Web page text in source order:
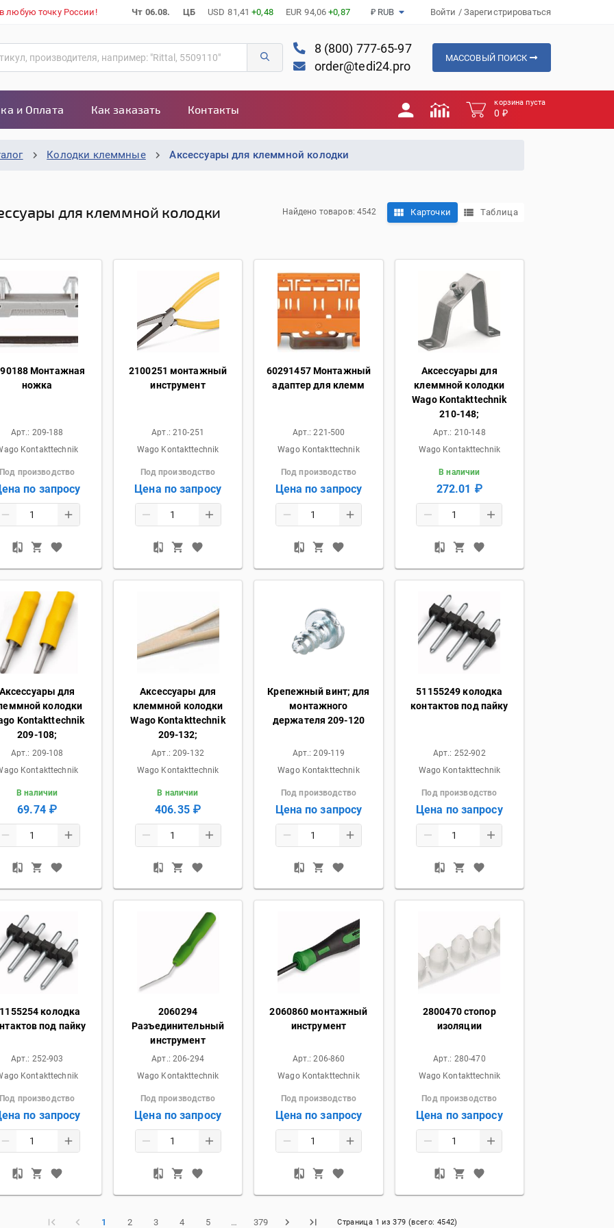
любую точку России! Чт 06.08. ЦБ USD 81,41 +0,48 EUR 94,06 +0,87 ₽ RUB Войти / Зарегистрироваться
8 (800) 777-65-97
order@tedi24.pro
МАССОВЫЙ ПОИСК
и Оплата Как заказать Контакты
корзина пуста
0 ₽
Колодки клеммные Аксессуары для клеммной колодки
для клеммной колодки Найдено товаров: 4542 Карточки Таблица
Монтажная
ножка
Арт.: 209-188
Kontakttechnik
Под производство
по запросу
2100251 монтажный
инструмент
Арт.: 210-251
Wago Kontakttechnik
Под производство
Цена по запросу
60291457 Монтажный
адаптер для клемм
Арт.:221-500
Wago Kontakttechnik
Под производство
Цена по запросу
Аксессуары для
клеммной колодки
Wago Kontakttechnik
210-148;
Арт.: 210-148
Wago Kontakttechnik
В наличии
272.01 ₽
для
колодки
Kontakttechnik
209-108;
Арт.: 209-108
Kontakttechnik
В наличии
69.74 ₽
Аксессуары для
клеммной колодки
Wago Kontakttechnik
209-132;
Арт.: 209-132
Wago Kontakttechnik
В наличии
406.35 ₽
Крепежный винт; для
монтажного
держателя 209-120
Арт.:209-119
Wago Kontakttechnik
Под производство
Цена по запросу
51155249 колодка
контактов под пайку
Арт.: 252-902
Wago Kontakttechnik
Под производство
Цена по запросу
колодка
под пайку
Арт.: 252-903
Kontakttechnik
Под производство
по запросу
2060294
Разъединительный
инструмент
Арт.: 206-294
Wago Kontakttechnik
Под производство
Цена по запросу
2060860 монтажный
инструмент
Арт.:206-860
Wago Kontakttechnik
Под производство
Цена по запросу
2800470 стопор
изоляции
Арт.: 280-470
Wago Kontakttechnik
Под производство
Цена по запросу
1 2 3 4 5 … 379 Страница 1 из379 (всего: 4542)